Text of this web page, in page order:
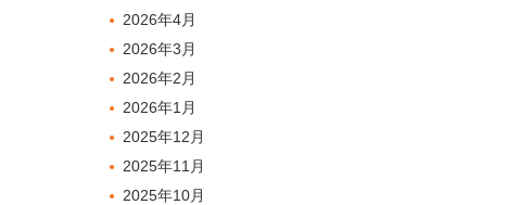
2026年4月
2026年3月
2026年2月
2026年1月
2025年12月
2025年11月
2025年10月